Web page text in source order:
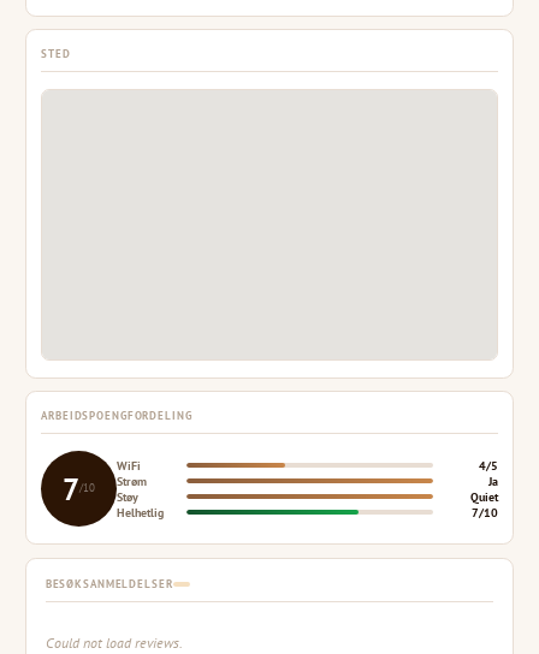
STED
ARBEIDSPOENGFORDELING
7/10
WiFi
4/5
Strøm
Ja
Støy
Quiet
Helhetlig
7/10
BESØKSANMELDELSER
Could not load reviews.